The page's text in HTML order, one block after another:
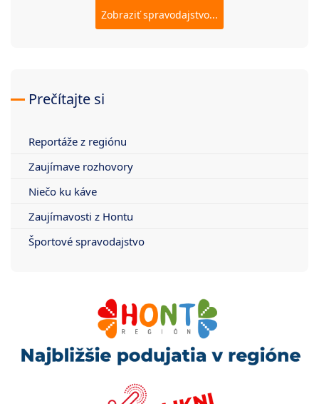
Zobraziť spravodajstvo...
Prečítajte si
Reportáže z regiónu
Zaujímave rozhovory
Niečo ku káve
Zaujímavosti z Hontu
Športové spravodajstvo